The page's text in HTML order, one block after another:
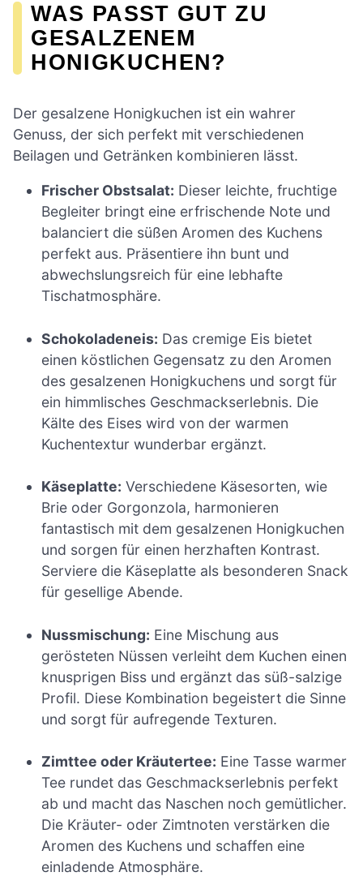
WAS PASST GUT ZU
GESALZENEM
HONIGKUCHEN?
Der gesalzene Honigkuchen ist ein wahrer
Genuss, der sich perfekt mit verschiedenen
Beilagen und Getränken kombinieren lässt.
Frischer Obstsalat: Dieser leichte, fruchtige
Begleiter bringt eine erfrischende Note und
balanciert die süßen Aromen des Kuchens
perfekt aus. Präsentiere ihn bunt und
abwechslungsreich für eine lebhafte
Tischatmosphäre.
Schokoladeneis: Das cremige Eis bietet
einen köstlichen Gegensatz zu den Aromen
des gesalzenen Honigkuchens und sorgt für
ein himmlisches Geschmackserlebnis. Die
Kälte des Eises wird von der warmen
Kuchentextur wunderbar ergänzt.
Käseplatte: Verschiedene Käsesorten, wie
Brie oder Gorgonzola, harmonieren
fantastisch mit dem gesalzenen Honigkuchen
und sorgen für einen herzhaften Kontrast.
Serviere die Käseplatte als besonderen Snack
für gesellige Abende.
Nussmischung: Eine Mischung aus
gerösteten Nüssen verleiht dem Kuchen einen
knusprigen Biss und ergänzt das süß-salzige
Profil. Diese Kombination begeistert die Sinne
und sorgt für aufregende Texturen.
Zimttee oder Kräutertee: Eine Tasse warmer
Tee rundet das Geschmackserlebnis perfekt
ab und macht das Naschen noch gemütlicher.
Die Kräuter- oder Zimtnoten verstärken die
Aromen des Kuchens und schaffen eine
einladende Atmosphäre.